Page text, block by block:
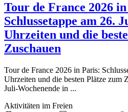
Tour de France 2026
Schlussetappe am 26.
Uhrzeiten und die
Zuschauen
Tour de France 2026 in Paris:
Uhrzeiten und die besten Plätze zum
Juli-Wochenende in ...
Aktivitäten im Freien